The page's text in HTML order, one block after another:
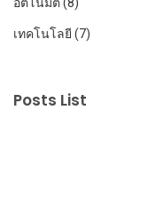
เทคโนโลยี (7)
Posts List